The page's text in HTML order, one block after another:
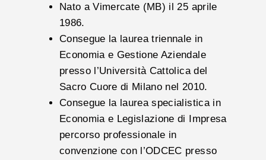
Nato a Vimercate (MB) il 25 aprile
1986.
Consegue la laurea triennale in
Economia e Gestione Aziendale
presso l’Università Cattolica del
Sacro Cuore di Milano nel 2010.
Consegue la laurea specialistica in
Economia e Legislazione di Impresa
percorso professionale in
convenzione con l’ODCEC presso